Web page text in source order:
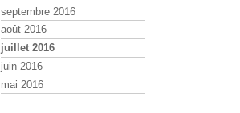
septembre 2016
août 2016
juillet 2016
juin 2016
mai 2016